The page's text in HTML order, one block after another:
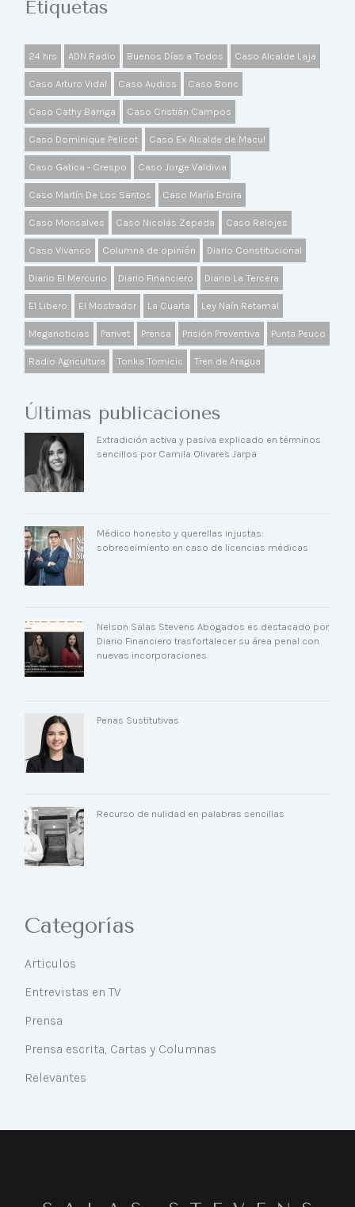
Etiquetas
24 hrs ADN Radio Buenos Días a Todos Caso Alcalde Laja
Caso Arturo Vidal Caso Audios Caso Boric
Caso Cathy Barriga Caso Cristián Campos
Caso Dominique Pelicot Caso Ex Alcalde de Macul
Caso Gatica - Crespo Caso Jorge Valdivia
Caso Martín De Los Santos Caso María Ercira
Caso Monsalves Caso Nicolás Zepeda Caso Relojes
Caso Vivanco Columna de opinión Diario Constitucional
Diario El Mercurio Diario Financiero Diario La Tercera
El Libero El Mostrador La Cuarta Ley Naín Retamal
Meganoticias Parivet Prensa Prisión Preventiva Punta Peuco
Radio Agricultura Tonka Tomicic Tren de Aragua
Últimas publicaciones
Extradición activa y pasiva explicado en términos
sencillos por Camila Olivares Jarpa
Médico honesto y querellas injustas:
sobreseimiento en caso de licencias médicas
Nelson Salas Stevens Abogados es destacado por
Diario Financiero trasfortalecer su área penal con
nuevas incorporaciones.
Penas Sustitutivas
Recurso de nulidad en palabras sencillas
Categorías
Articulos
Entrevistas en TV
Prensa
Prensa escrita, Cartas y Columnas
Relevantes